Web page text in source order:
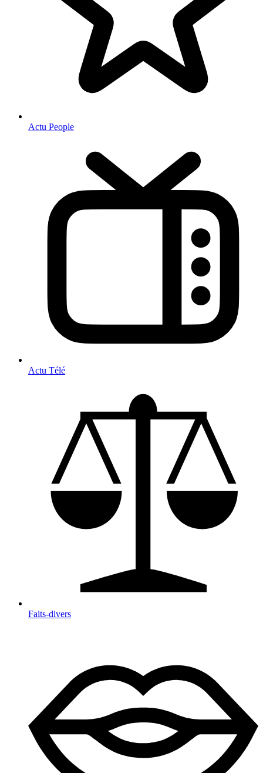
Actu People
Actu Télé
Faits-divers